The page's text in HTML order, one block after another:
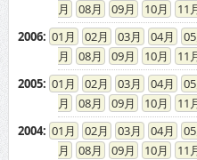
08
09 10 11
2006: 01 02 03 04 05
08
09 10 11
2005: 01 02 03 04 05
08
09 10 11
2004: 01 02 03 04 05
08
09 10 11